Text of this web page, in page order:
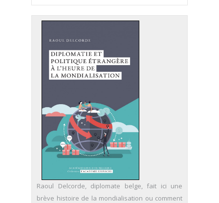
Raoul Delcorde, diplomate belge, fait ici une
brève histoire de la mondialisation ou comment